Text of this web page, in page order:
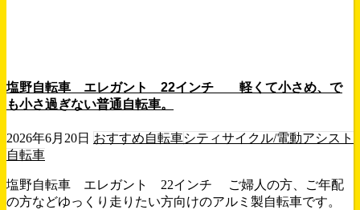
塩野自転車 エレガント 22インチ 軽くて小さめ、で
も小さ過ぎない普通自転車。
2026年6月20日 おすすめ自転車シティサイクル/電動アシスト
自転車
塩野自転車 エレガント 22インチ ご婦人の方、ご年配
の方などゆっくり走りたい方向けのアルミ製自転車です。